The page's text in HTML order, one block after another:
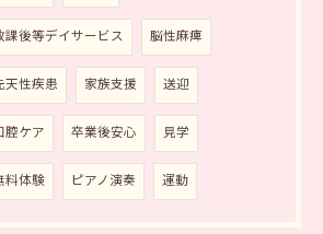
課後等デイサービス 脳性麻痺
天性疾患 家族支援 送迎
腔ケア 卒業後安心 見学
料体験 ピアノ演奏 運動